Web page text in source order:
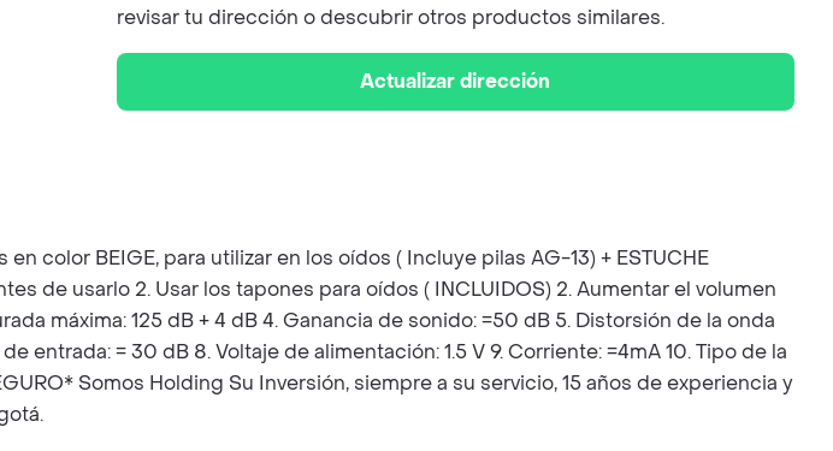
revisar tu dirección o descubrir otros productos similares.
Actualizar dirección
color BEIGE, para utilizar en los oídos ( Incluye pilas AG-13) + ESTUCHE
de usarlo 2. Usar los tapones para oídos ( INCLUIDOS) 2. Aumentar el volumen
máxima: 125 dB + 4 dB 4. Ganancia de sonido: =50 dB 5. Distorsión de la onda
= 30 dB 8. Voltaje de alimentación: 1.5 V 9. Corriente: =4mA 10. Tipo de la
Somos Holding Su Inversión, siempre a su servicio, 15 años de experiencia y